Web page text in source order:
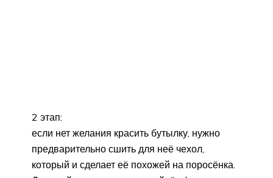
2 этап:
если нет желания красить бутылку, нужно
предварительно сшить для неё чехол,
который и сделает её похожей на поросёнка.